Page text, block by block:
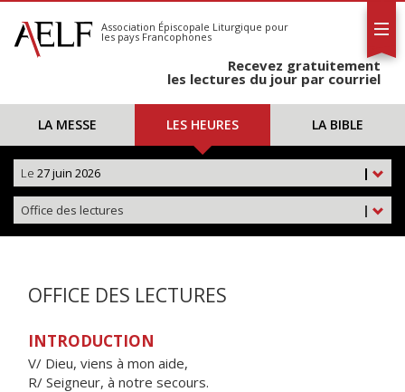
S'abonner
Calendrier
Association Épiscopale Liturgique pour
les pays Francophones
Recevez gratuitement
les lectures du jour par courriel
LA MESSE LES HEURES LA BIBLE
|
Le 27 juin 2026
|
Office des lectures
OFFICE DES LECTURES
INTRODUCTION
V/ Dieu, viens à mon aide,
R/ Seigneur, à notre secours.